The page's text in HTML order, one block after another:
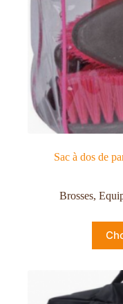
Sac à dos de
Brosses,